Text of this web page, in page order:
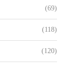
(69)
(118)
(120)